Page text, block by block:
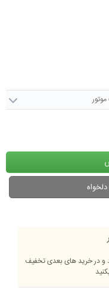
و در خرید های بعدی تخفیف